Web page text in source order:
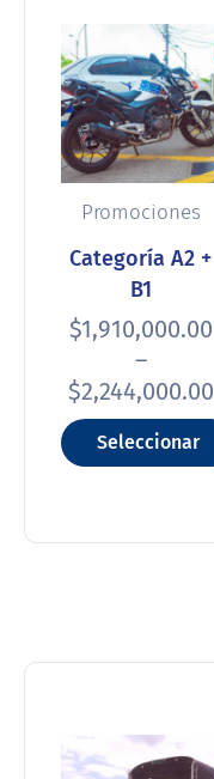
Promociones
Categoría A2 +
B1
$1,910,000.00
–
$2,244,000.00
Seleccionar